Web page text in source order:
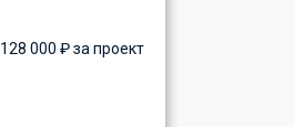
128 000 ₽ за проект